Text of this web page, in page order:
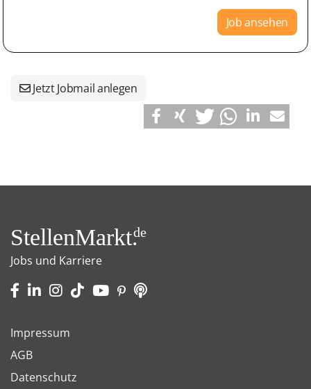
Job ansehen
Jetzt Jobmail anlegen
StellenMarkt.de
Jobs und Karriere
Impressum
AGB
Datenschutz